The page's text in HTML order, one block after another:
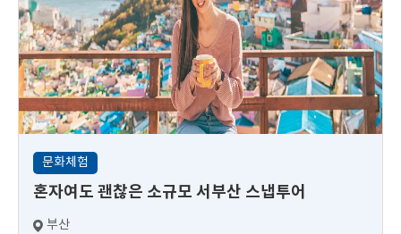
문화체험
혼자여도 괜찮은 소규모 서부산 스냅투어
부산